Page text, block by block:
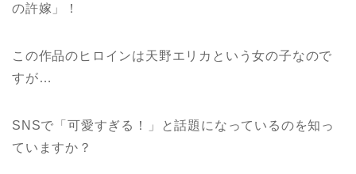
の許嫁」！
この作品のヒロインは天野エリカという女の子なので
すが…
SNSで「可愛すぎる！」と話題になっているのを知っ
ていますか？